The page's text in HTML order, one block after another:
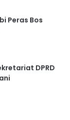
Peras Bos
DPRD